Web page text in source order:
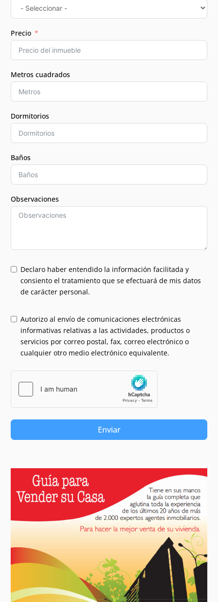
Precio
Metros cuadrados
Dormitorios
Baños
Observaciones
Declaro haber entendido la información facilitada y
consiento el tratamiento que se efectuará de mis datos
de carácter personal.
Autorizo al envío de comunicaciones electrónicas
informativas relativas a las actividades, productos o
servicios por correo postal, fax, correo electrónico o
cualquier otro medio electrónico equivalente.
Enviar